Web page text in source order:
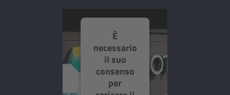
È
necessario
il suo
consenso
per